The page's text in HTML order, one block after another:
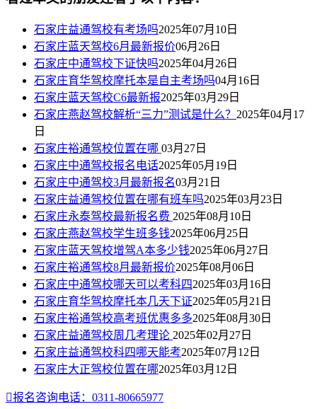
石家庄益通驾校有考场吗2025年07月10日
石家庄蓝天驾校6月最新报价06月26日
石家庄中通驾校下证快吗2025年04月26日
石家庄育华驾校摩托本是自主考场吗04月16日
石家庄蓝天驾校C6最新报2025年03月29日
石家庄燕赵驾校解析“三力”测试是什么？ 2025年04月17
日
石家庄裕通驾校位置在哪 03月27日
石家庄中通驾校报名电话2025年05月19日
石家庄中通驾校3月最新报名03月21日
石家庄益通驾校位置在哪有班车吗2025年03月23日
石家庄永泰驾校最新报名费 2025年08月10日
石家庄燕赵驾校学生班多钱2025年06月25日
石家庄蓝天驾校增驾A本多少钱2025年06月27日
石家庄裕通驾校8月最新报价2025年08月06日
石家庄中通驾校哪天可以考科四2025年03月16日
石家庄育华驾校摩托本几天下证2025年05月21日
石家庄裕通驾校高考班优惠多多2025年08月30日
石家庄益通驾校周几考理论 2025年02月27日
石家庄益通驾校科四哪天能考2025年07月12日
石家庄大正驾校位置在哪2025年03月12日
报名咨询电话：0311-80665977